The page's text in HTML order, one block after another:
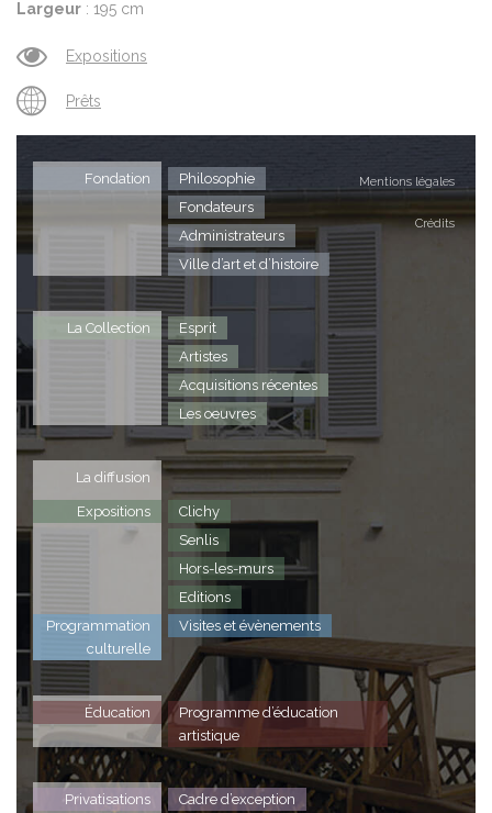
Largeur : 195 cm
Expositions
Prêts
Mentions légales
Crédits
Fondation
Philosophie
Fondateurs
Administrateurs
Ville d’art et d’histoire
La Collection
Esprit
Artistes
Acquisitions récentes
Les oeuvres
La diffusion
Expositions
Clichy
Senlis
Hors-les-murs
Editions
Programmation
culturelle
Visites et évènements
Éducation
Programme d’éducation
artistique
Privatisations Cadre d’exception